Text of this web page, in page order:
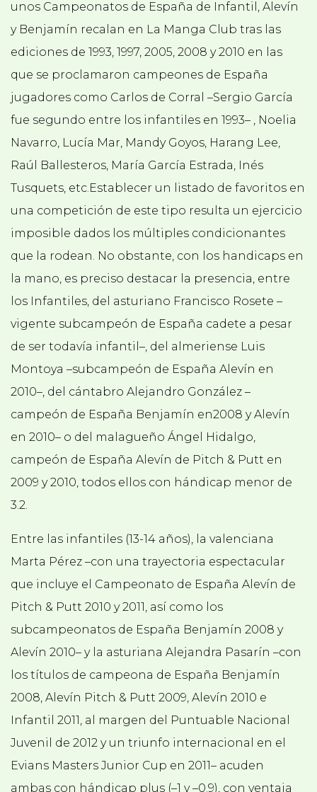
unos Campeonatos de España de Infantil, Alevín
y Benjamín recalan en La Manga Club tras las
ediciones de 1993, 1997, 2005, 2008 y 2010 en las
que se proclamaron campeones de España
jugadores como Carlos de Corral –Sergio García
fue segundo entre los infantiles en 1993– , Noelia
Navarro, Lucía Mar, Mandy Goyos, Harang Lee,
Raúl Ballesteros, María García Estrada, Inés
Tusquets, etc.Establecer un listado de favoritos en
una competición de este tipo resulta un ejercicio
imposible dados los múltiples condicionantes
que la rodean. No obstante, con los handicaps en
la mano, es preciso destacar la presencia, entre
los Infantiles, del asturiano Francisco Rosete –
vigente subcampeón de España cadete a pesar
de ser todavía infantil–, del almeriense Luis
Montoya –subcampeón de España Alevín en
2010–, del cántabro Alejandro González –
campeón de España Benjamín en2008 y Alevín
en 2010– o del malagueño Ángel Hidalgo,
campeón de España Alevín de Pitch & Putt en
2009 y 2010, todos ellos con hándicap menor de
3.2.
Entre las infantiles (13-14 años), la valenciana
Marta Pérez –con una trayectoria espectacular
que incluye el Campeonato de España Alevín de
Pitch & Putt 2010 y 2011, así como los
subcampeonatos de España Benjamín 2008 y
Alevín 2010– y la asturiana Alejandra Pasarín –con
los títulos de campeona de España Benjamín
2008, Alevín Pitch & Putt 2009, Alevín 2010 e
Infantil 2011, al margen del Puntuable Nacional
Juvenil de 2012 y un triunfo internacional en el
Evians Masters Junior Cup en 2011– acuden
ambas con hándicap plus (–1 y –0.9), con ventaja